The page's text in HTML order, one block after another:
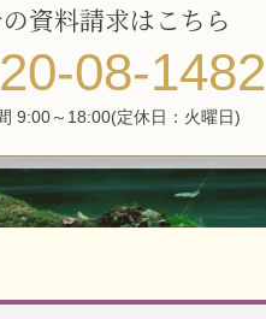
資料請求はこちら
08-1482
9:00～18:00(定休日：火曜日)